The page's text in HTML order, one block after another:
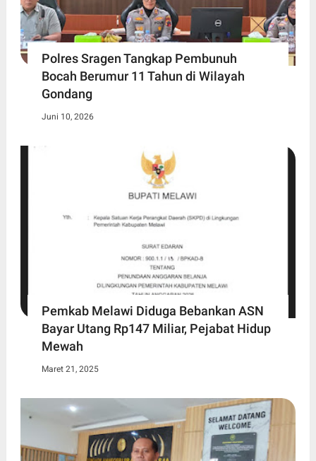
Polres Sragen Tangkap Pembunuh
Bocah Berumur 11 Tahun di Wilayah
Gondang
Juni 10, 2026
Pemkab Melawi Diduga Bebankan ASN
Bayar Utang Rp147 Miliar, Pejabat Hidup
Mewah
Maret 21, 2025